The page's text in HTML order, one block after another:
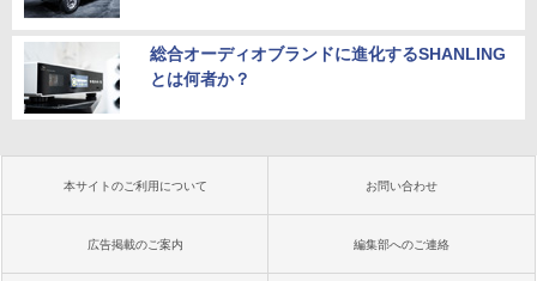
総合オーディオブランドに進化するSHANLING
とは何者か？
本サイトのご利用について お問い合わせ
広告掲載のご案内 編集部へのご連絡